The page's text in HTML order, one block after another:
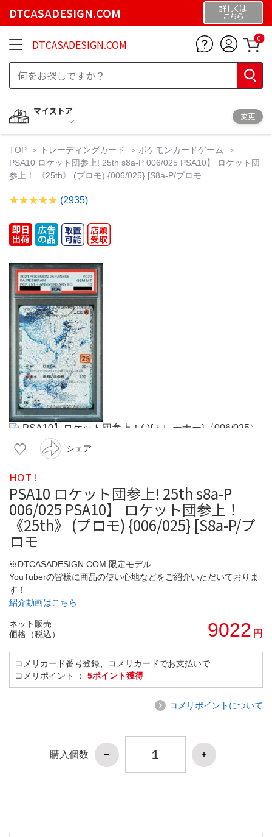
DTCASADESIGN.COM 詳しくは
こちら
DTCASADESIGN.COM 0
マイストア
変更
TOP トレーディングカード
ポケモンカードゲーム
PSA10 ロケット団参上! 25th s8a-P 006/025 PSA10】 ロケット団
参上！ 《25th》 (プロモ) {006/025} [S8a-P/プロモ
(2935)
シェア
HOT !
PSA10 ロケット団参上! 25th s8a-P
006/025 PSA10】 ロケット団参上！
《25th》 (プロモ) {006/025} [S8a-P/プ
ロモ
※DTCASADESIGN.COM 限定モデル
YouTuberの皆様に商品の使い心地などをご紹介いただいておりま
す！
紹介動画はこちら
ネット販売
価格（税込）
9022 円
コメリカード番号登録、コメリカードでお支払いで
コメリポイント ： 5ポイント獲得
コメリポイントについて
購入個数